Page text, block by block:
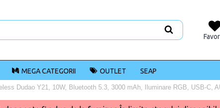
MEGA CATEGORII OUTLET SEAP
Dudao Y21, 10W, Bluetooth 5.3, 3000 mAh, Iluminare RGB, USB-C,